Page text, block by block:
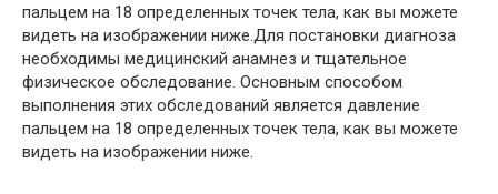
пальцем на 18 определенных точек тела, как вы можете
видеть на изображении ниже.Для постановки диагноза
необходимы медицинский анамнез и тщательное
физическое обследование. Основным способом
выполнения этих обследований является давление
пальцем на 18 определенных точек тела, как вы можете
видеть на изображении ниже.